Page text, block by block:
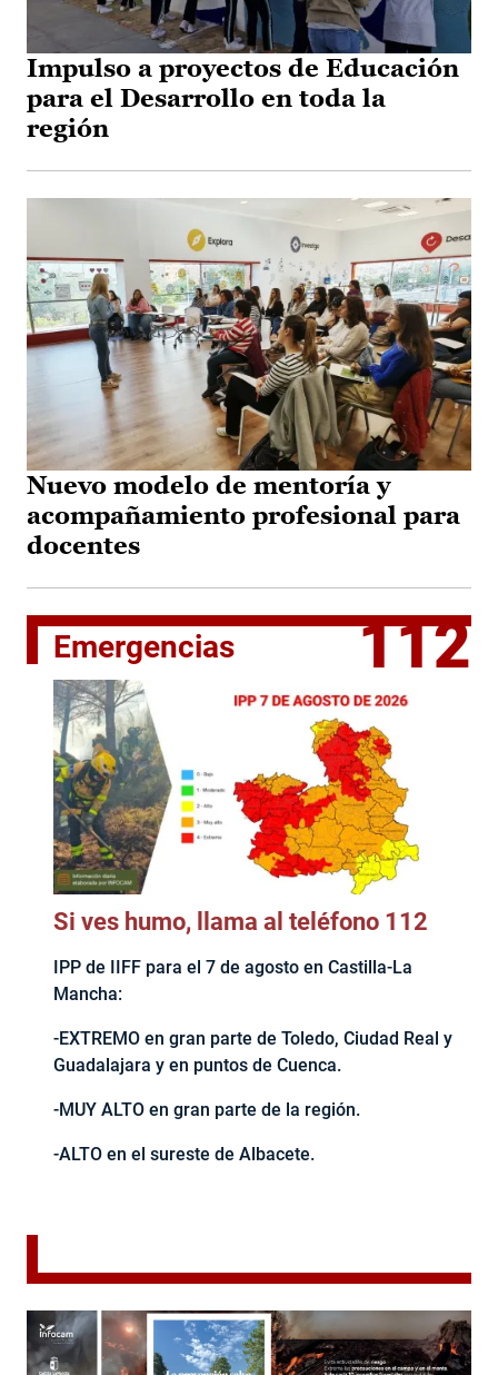
Impulso a proyectos de Educación
para el Desarrollo en toda la
región
Nuevo modelo de mentoría y
acompañamiento profesional para
docentes
Emergencias 112
Si ves humo, llama al teléfono 112
IPP de IIFF para el 7 de agosto en Castilla-La
Mancha:
-EXTREMO en gran parte de Toledo, Ciudad Real y
Guadalajara y en puntos de Cuenca.
-MUY ALTO en gran parte de la región.
-ALTO en el sureste de Albacete.